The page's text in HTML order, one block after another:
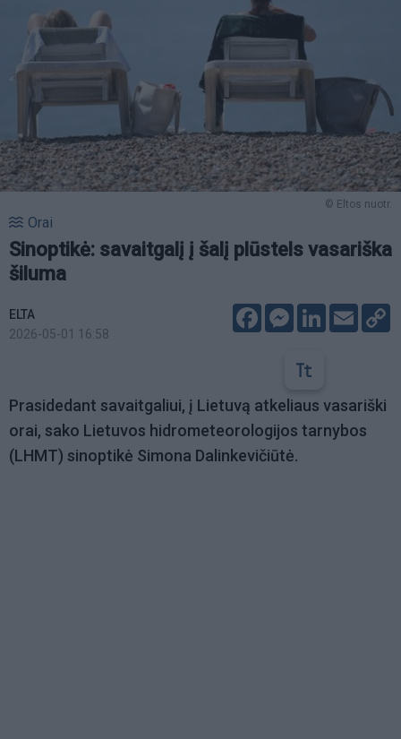
© Eltos nuotr.
Orai
Sinoptikė: savaitgalį į šalį plūstels vasariška
šiluma
ELTA
2026-05-01 16:58
FacebookMessenger
LinkedIn
Email
Prasidedant savaitgaliui, į Lietuvą atkeliaus vasariški
orai, sako Lietuvos hidrometeorologijos tarnybos
(LHMT) sinoptikė Simona Dalinkevičiūtė.